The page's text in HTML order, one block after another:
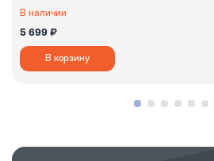
В наличии
5 699 ₽
В корзину